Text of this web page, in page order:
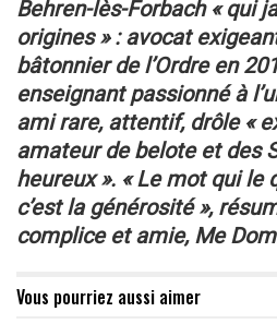
Behren-lès-Forbach « qui
origines » : avocat
bâtonnier de l’Ordre en
enseignant passionné à
ami rare, attentif, drôle «
amateur de belote et des
heureux ». « Le mot qui le
c’est la générosité »,
complice et amie, Me
Vous pourriez aussi aimer